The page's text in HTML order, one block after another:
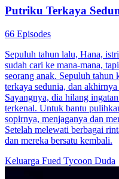
Putriku Terkaya
66 Episodes
Sepuluh tahun lalu, Hana,
sudah cari ke mana-mana,
seorang anak. Sepuluh tahun
terkaya sedunia, dan
Sayangnya, dia hilang
terkenal. Untuk bantu
sopirnya, menjaganya dan
Setelah melewati berbagai
dan mereka bersatu kembali.
Keluarga Fued Tycoon Duda